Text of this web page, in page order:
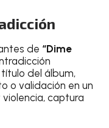
de “Dime
del álbum,
o validación en un
captura